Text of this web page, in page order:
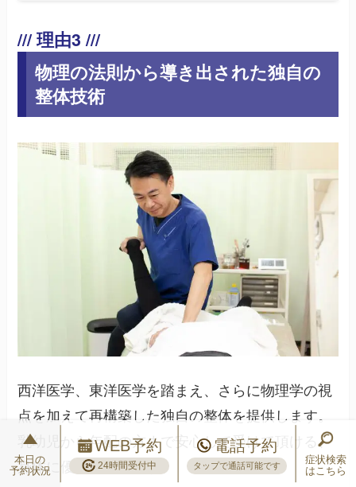
物理の法則から導き出された独自の
整体技術
西洋医学、東洋医学を踏まえ、さらに物理学の視
点を加えて再構築した独自の整体を提供します。
乳幼児から年配の方まで安心して受けて頂ける、
身体に優しい施術です。
本日の
予約状況
WEB予約
24時間受付中
電話予約
タップで通話可能です
症状検索
はこちら